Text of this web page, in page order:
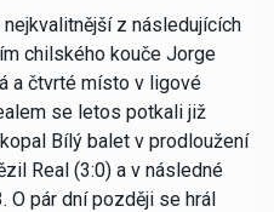
z následujících
chilského kouče Jorge
a čtvrté místo v ligové
se letos potkali již
Bílý balet v prodloužení
Real (3:0) a v následné
O pár dní později se hrál